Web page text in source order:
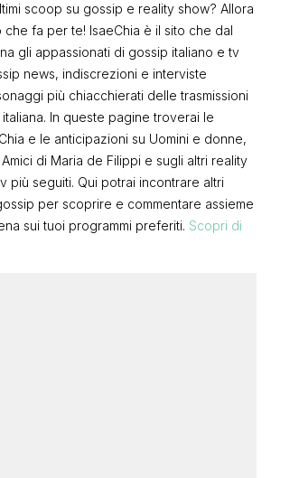
scoop su gossip e reality show? Allora
fa per te! IsaeChia è il sito che dal
gli appassionati di gossip italiano e tv
news, indiscrezioni e interviste
più chiacchierati delle trasmissioni
In queste pagine troverai le
e le anticipazioni su Uomini e donne,
di Maria de Filippi e sugli altri reality
più seguiti. Qui potrai incontrare altri
per scoprire e commentare assieme
sui tuoi programmi preferiti. Scopri di